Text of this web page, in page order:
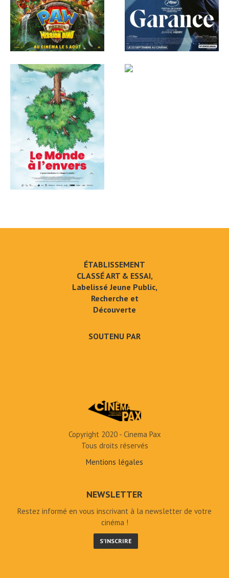
ÉTABLISSEMENT
CLASSÉ ART & ESSAI,
Labelissé Jeune Public,
Recherche et
Découverte
SOUTENU PAR
Copyright 2020 - Cinema Pax
Tous droits réservés
Mentions légales
NEWSLETTER
Restez informé en vous inscrivant à la newsletter de votre
cinéma !
S'INSCRIRE